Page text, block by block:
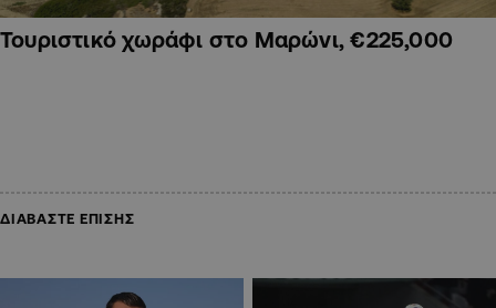
Τουριστικό χωράφι στο Μαρώνι, €225,000
ΔΙΑΒΑΣΤΕ ΕΠΙΣΗΣ